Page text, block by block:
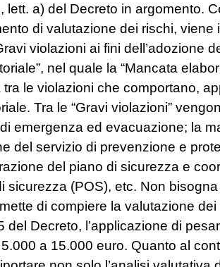
lett. a) del Decreto in argomento.
di valutazione dei rischi, viene
violazioni ai fini dell’adozione
nel quale la “Mancata
le violazioni che comportano,
Tra le “Gravi violazioni”
emergenza ed evacuazione; la
del servizio di prevenzione e
del piano di sicurezza e
sicurezza (POS), etc. Non
di compiere la valutazione dei
del Decreto, l’applicazione di
a 15.000 euro. Quanto al